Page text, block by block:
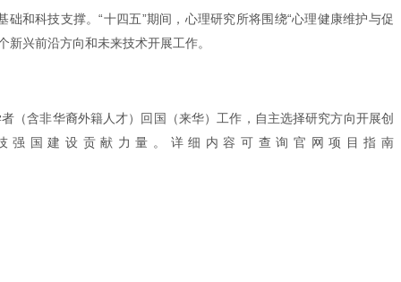
和科技支撑。“十四五”期间，心理研究所将围绕“心理健康维护与促
新兴前沿方向和未来技术开展工作。
（含非华裔外籍人才）回国（来华）工作，自主选择研究方向开展创
国建设贡献力量。详细内容可查询官网项目指南